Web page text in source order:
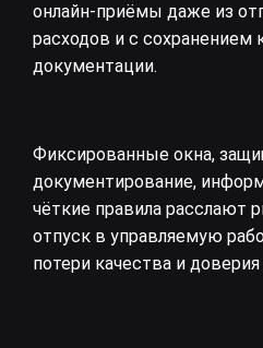
онлайн‑приёмы даже из
расходов и с сохранением
документации.
Фиксированные окна,
документирование,
чёткие правила расслают
отпуск в управляемую
потери качества и